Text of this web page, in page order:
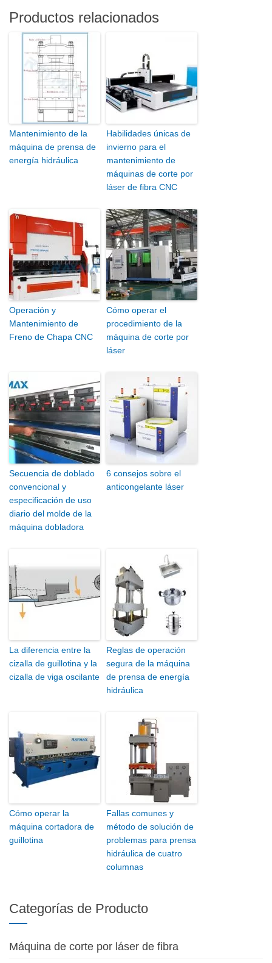
Productos relacionados
Mantenimiento de la
máquina de prensa de
energía hidráulica
Habilidades únicas de
invierno para el
mantenimiento de
máquinas de corte por
láser de fibra CNC
Operación y
Mantenimiento de
Freno de Chapa CNC
Cómo operar el
procedimiento de la
máquina de corte por
láser
Secuencia de doblado
convencional y
especificación de uso
diario del molde de la
máquina dobladora
6 consejos sobre el
anticongelante láser
La diferencia entre la
cizalla de guillotina y la
cizalla de viga oscilante
Reglas de operación
segura de la máquina
de prensa de energía
hidráulica
Cómo operar la
máquina cortadora de
guillotina
Fallas comunes y
método de solución de
problemas para prensa
hidráulica de cuatro
columnas
Categorías de Producto
Máquina de corte por láser de fibra